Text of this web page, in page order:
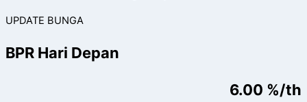
UPDATE BUNGA
BPR Hari Depan
6.00 %/th